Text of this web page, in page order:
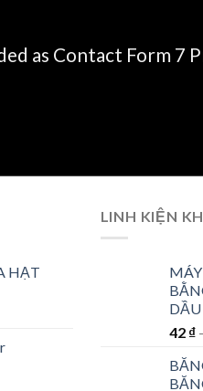
as Contact Form 7
HẠT
LINH KIỆN
DẦU
42 ₫